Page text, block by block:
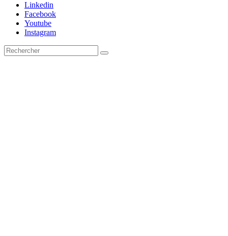
Linkedin
Facebook
Youtube
Instagram